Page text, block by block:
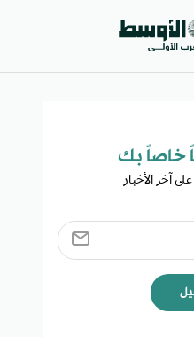
خاصاً بك​
آخر الأخبار